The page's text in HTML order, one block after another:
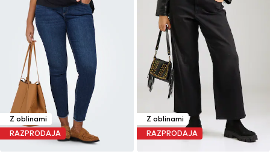
Z oblinami
RAZPRODAJA
Z oblinami
RAZPRODAJA